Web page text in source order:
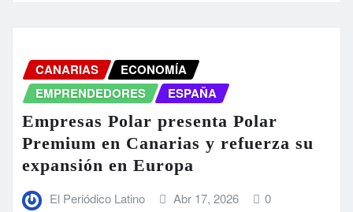
CANARIAS
ECONOMÍA
EMPRENDEDORES
ESPAÑA
Empresas Polar presenta Polar
Premium en Canarias y refuerza su
expansión en Europa
El Periódico Latino Abr 17, 2026 0